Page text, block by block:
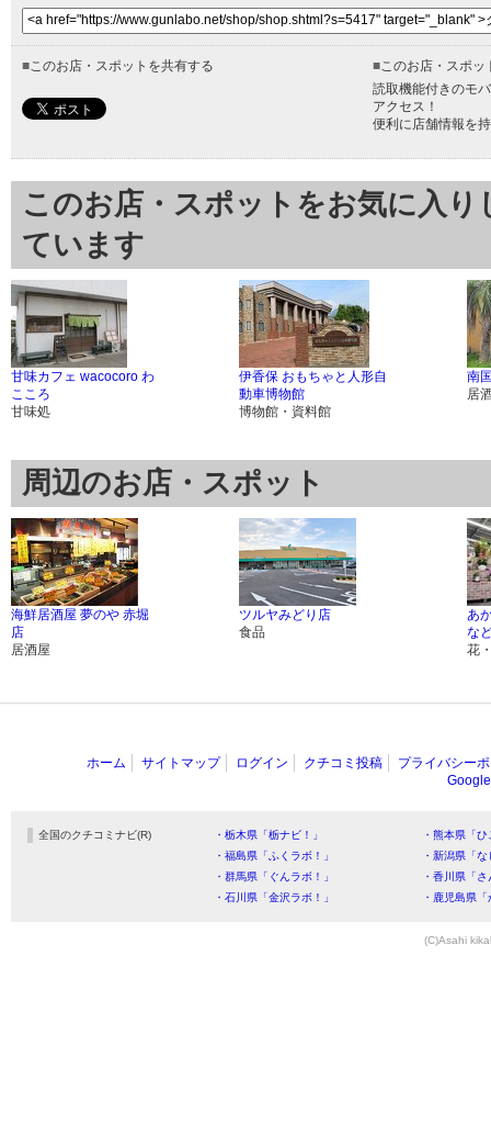
■ このお店・スポットを共有する ■ このお店・スポ
読取機能付きのモ
アクセス！
便利に店舗情報を
このお店・スポットをお気に入
ています
甘味カフェ wacocoro わ
こころ
甘味処
伊香保 おもちゃと人形自
動車博物館
博物館・資料館
南
居
周辺のお店・スポット
海鮮居酒屋 夢のや 赤堀
店
居酒屋
ツルヤみどり店
食品
あ
な
花
ホーム サイトマップ ログイン クチコミ投稿
プライバシー
全国のクチコミナビ(R) ・栃木県「栃ナビ！」
・熊本県「
・福島県「ふくラボ！」
・新潟県「
・群馬県「ぐんラボ！」
・香川県「
・石川県「金沢ラボ！」
・鹿児島県
(C)Asahi